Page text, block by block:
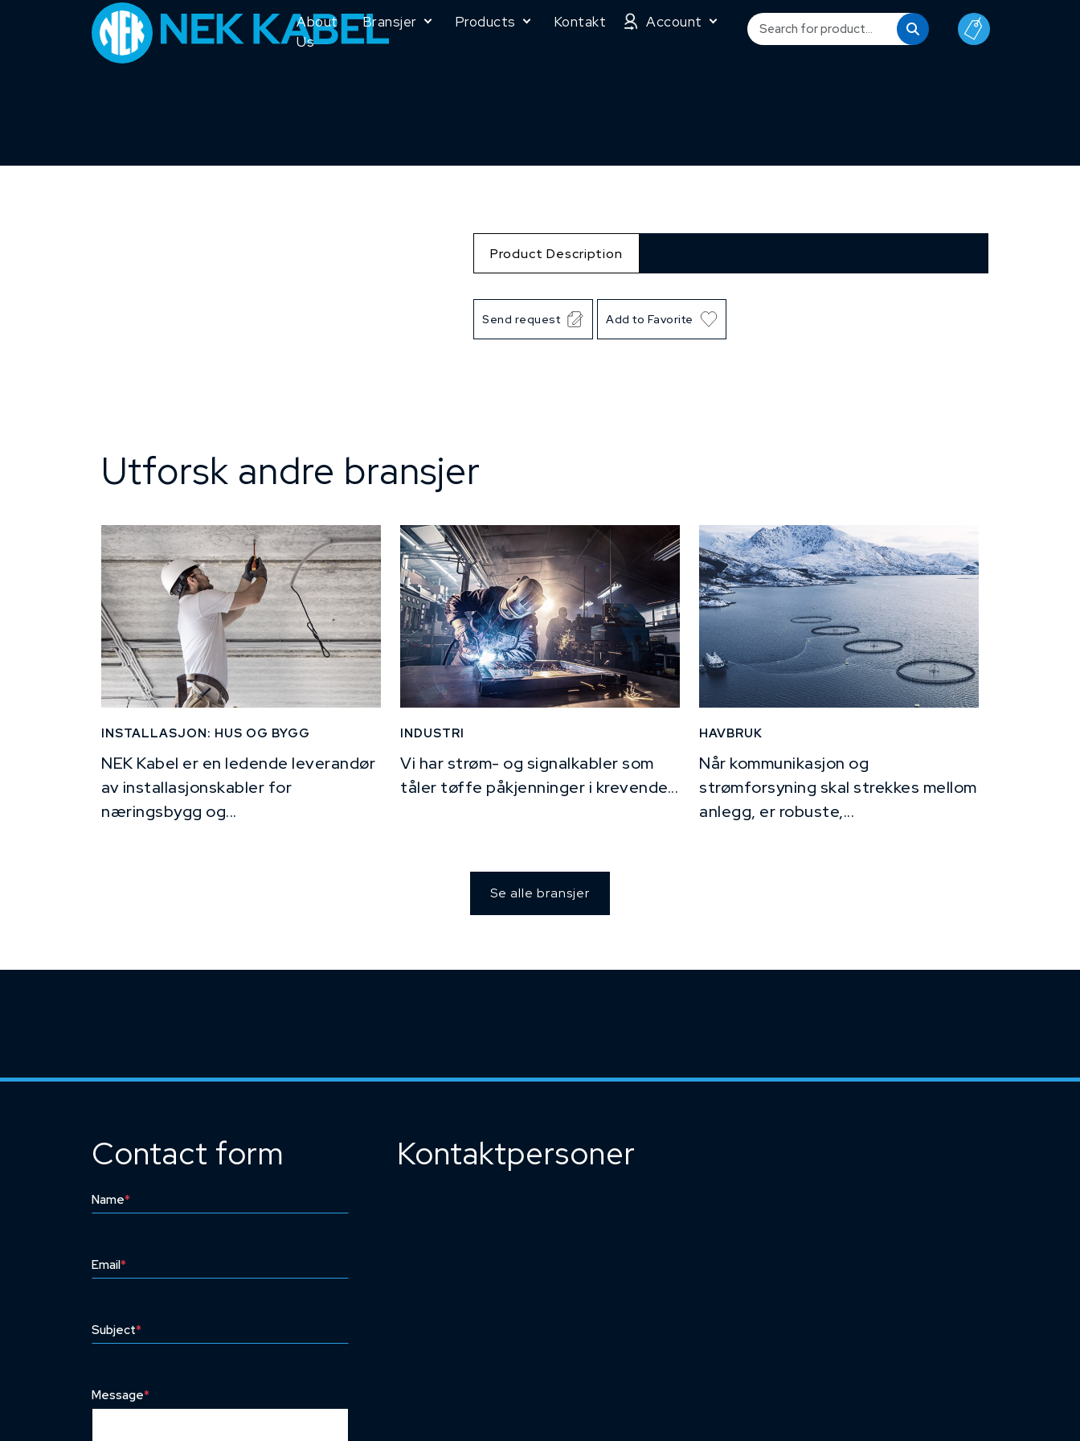
About
Us
Bransjer Products Kontakt Account
Product Description
Send request Add to Favorite
Utforsk andre bransjer
INSTALLASJON: HUS OG BYGG
NEK Kabel er en ledende leverandør
av installasjonskabler for
næringsbygg og...
INDUSTRI
Vi har strøm- og signalkabler som
tåler tøffe påkjenninger i krevende...
HAVBRUK
Når kommunikasjon og
strømforsyning skal strekkes mellom
anlegg, er robuste,...
Se alle bransjer
Contact form
Name*
Email*
Subject*
Message*
Kontaktpersoner